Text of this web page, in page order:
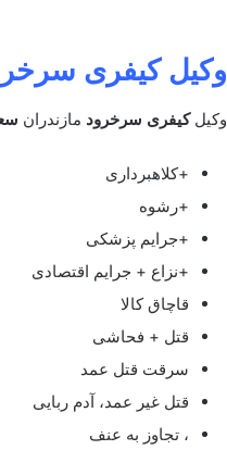
وکیل کیفری
وکیلکیفری سرخرود مازندران
+کلاهبرداری
+رشوه
+جرایم پزشکی
+نزاع + جرایم اقتصادی
قاچاق کالا
قتل + فحاشی
سرقت قتل عمد
قتل غیر عمد، آدم ربایی
، تجاوز به عنف